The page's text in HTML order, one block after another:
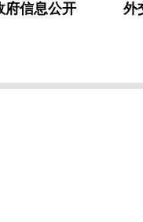
府信息公开 外